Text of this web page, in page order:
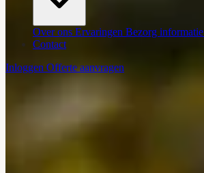
Over ons Ervaringen Bezorg informatie
Contact
Inloggen Offerte aanvragen